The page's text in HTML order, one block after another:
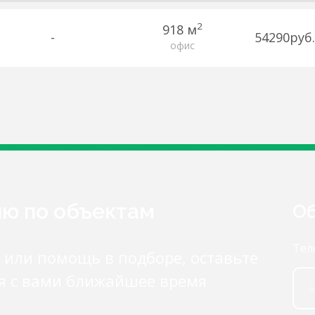
- 918 м2
офис 54290руб.